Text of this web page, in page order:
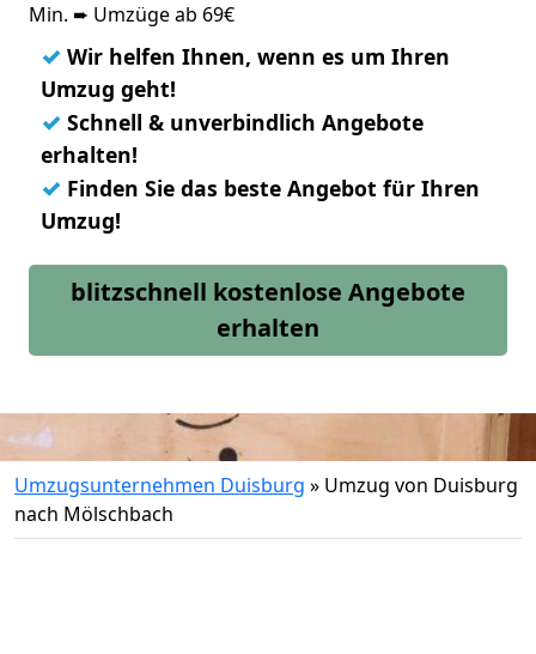
Min. ➨ Umzüge ab 69€
✓ Wir helfen Ihnen, wenn es um Ihren
Umzug geht!
✓ Schnell & unverbindlich Angebote
erhalten!
✓ Finden Sie das beste Angebot für Ihren
Umzug!
blitzschnell kostenlose Angebote
erhalten
Umzugsunternehmen Duisburg » Umzug von Duisburg
nach Mölschbach